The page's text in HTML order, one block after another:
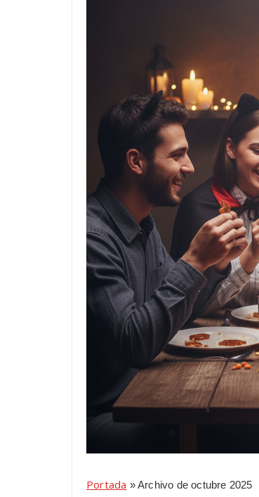
Portada »Archivo de octubre 2025